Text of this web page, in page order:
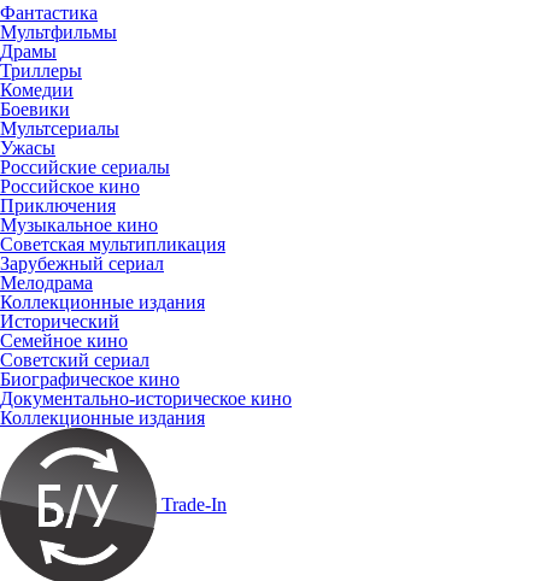
Фантастика
Мультфильмы
Драмы
Триллеры
Комедии
Боевики
Мультсериалы
Ужасы
Российские сериалы
Российское кино
Приключения
Музыкальное кино
Советская мультипликация
Зарубежный сериал
Мелодрама
Коллекционные издания
Исторический
Семейное кино
Советский сериал
Биографическое кино
Документально-историческое кино
Коллекционные издания
Trade-In